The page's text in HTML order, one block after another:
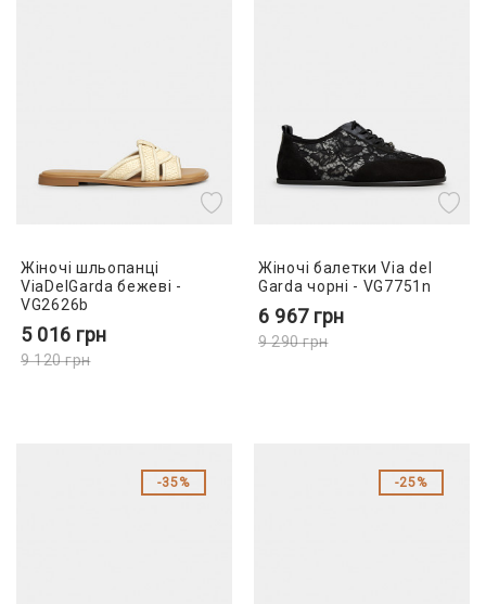
Жіночі шльопанці
ViaDelGarda бежеві -
VG2626b
5 016 грн
9 120грн
Жіночі балетки Via del
Garda чорні - VG7751n
6 967 грн
9 290грн
35% 25%